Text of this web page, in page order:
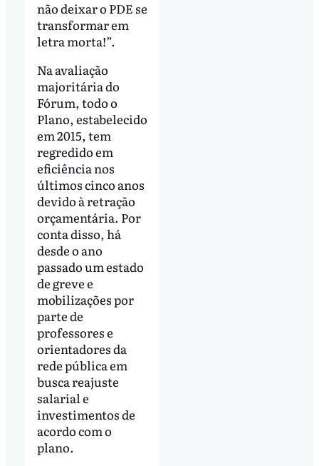
não deixar o PDE se
transformar em
letra morta!”.
Na avaliação
majoritária do
Fórum, todo o
Plano, estabelecido
em 2015, tem
regredido em
eficiência nos
últimos cinco anos
devido à retração
orçamentária. Por
conta disso, há
desde o ano
passado um estado
de greve e
mobilizações por
parte de
professores e
orientadores da
rede pública em
busca reajuste
salarial e
investimentos de
acordo com o
plano.